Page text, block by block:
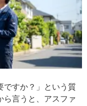
ですか？」という質
ら言うと、アスファ